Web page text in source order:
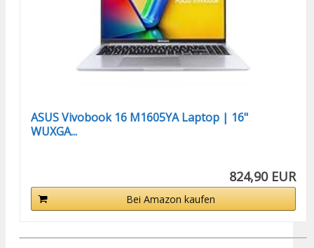
ASUS Vivobook 16 M1605YA Laptop | 16"
WUXGA...
824,90 EUR
Bei Amazon kaufen